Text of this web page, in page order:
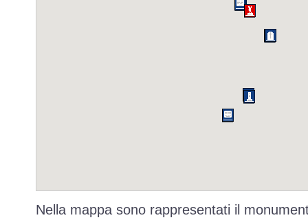
Nella mappa sono rappresentati il